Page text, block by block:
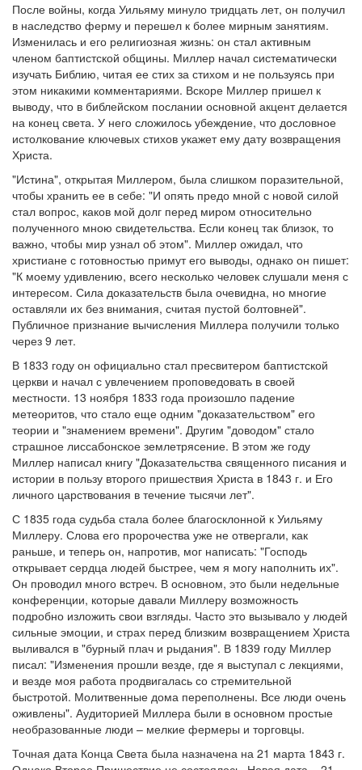
Вход
После войны, когда Уильяму минуло тридцать лет, он получил
в наследство ферму и перешел к более мирным занятиям.
Изменилась и его религиозная жизнь: он стал активным
членом баптистской общины. Миллер начал систематически
изучать Библию, читая ее стих за стихом и не пользуясь при
этом никакими комментариями. Вскоре Миллер пришел к
выводу, что в библейском послании основной акцент делается
на конец света. У него сложилось убеждение, что дословное
истолкование ключевых стихов укажет ему дату возвращения
Христа.
"Истина", открытая Миллером, была слишком поразительной,
чтобы хранить ее в себе: "И опять предо мной с новой силой
стал вопрос, каков мой долг перед миром относительно
полученного мною свидетельства. Если конец так близок, то
важно, чтобы мир узнал об этом". Миллер ожидал, что
христиане с готовностью примут его выводы, однако он пишет:
"К моему удивлению, всего несколько человек слушали меня с
интересом. Сила доказательств была очевидна, но многие
оставляли их без внимания, считая пустой болтовней".
Публичное признание вычисления Миллера получили только
через 9 лет.
В 1833 году он официально стал пресвитером баптистской
церкви и начал с увлечением проповедовать в своей
местности. 13 ноября 1833 года произошло падение
метеоритов, что стало еще одним "доказательством" его
теории и "знамением времени". Другим "доводом" стало
страшное лиссабонское землетрясение. В этом же году
Миллер написал книгу "Доказательства священного писания и
истории в пользу второго пришествия Христа в 1843 г. и Его
личного царствования в течение тысячи лет".
С 1835 года судьба стала более благосклонной к Уильяму
Миллеру. Слова его пророчества уже не отвергали, как
раньше, и теперь он, напротив, мог написать: "Господь
открывает сердца людей быстрее, чем я могу наполнить их".
Он проводил много встреч. В основном, это были недельные
конференции, которые давали Миллеру возможность
подробно изложить свои взгляды. Часто это вызывало у людей
сильные эмоции, и страх перед близким возвращением Христа
выливался в "бурный плач и рыдания". В 1839 году Миллер
писал: "Изменения прошли везде, где я выступал с лекциями,
и везде моя работа продвигалась со стремительной
быстротой. Молитвенные дома переполнены. Все люди очень
оживлены". Аудиторией Миллера были в основном простые
необразованные люди – мелкие фермеры и торговцы.
Точная дата Конца Света была назначена на 21 марта 1843 г.